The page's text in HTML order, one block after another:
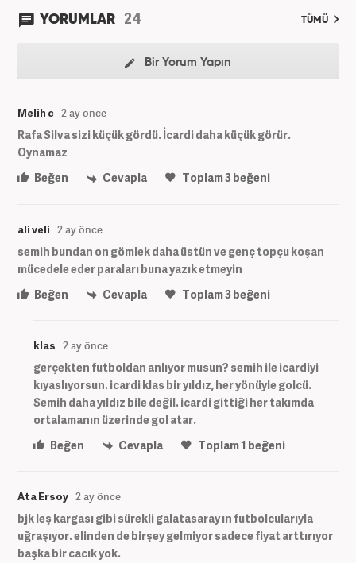
YORUMLAR 24 TÜMÜ
Bir Yorum Yapın
Melih c 2 ay önce
Rafa Silva sizi küçük gördü. İcardi daha küçük görür.
Oynamaz
Beğen
Cevapla Toplam3beğeni
ali veli 2 ay önce
semih bundan on gömlek daha üstün ve genç topçu koşan
mücedele eder paraları buna yazık etmeyin
Beğen
Cevapla Toplam3beğeni
klas 2 ay önce
gerçekten futboldan anlıyor musun? semih ile icardiyi
kıyaslıyorsun. icardi klas bir yıldız, her yönüyle golcü.
Semih daha yıldız bile değil. icardi gittiği her takımda
ortalamanın üzerinde gol atar.
Beğen
Cevapla Toplam1 beğeni
Ata Ersoy 2 ay önce
bjk leş kargası gibi sürekli galatasaray ın futbolcularıyla
uğraşıyor. elinden de birşey gelmiyor sadece fiyat arttırıyor
başka bir cacık yok.